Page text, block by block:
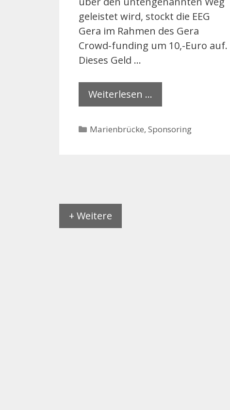
geleistet wird, stockt die EEG
Gera im Rahmen des Gera
Crowd-funding um 10,-Euro auf.
Dieses Geld …
Weiterlesen …
Kategorien
Marienbrücke,Sponsoring
+ Weitere